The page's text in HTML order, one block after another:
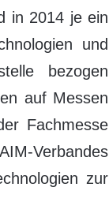
in 2014 je ein
und
bezogen
auf Messen
Fachmesse
Verbandes
zur